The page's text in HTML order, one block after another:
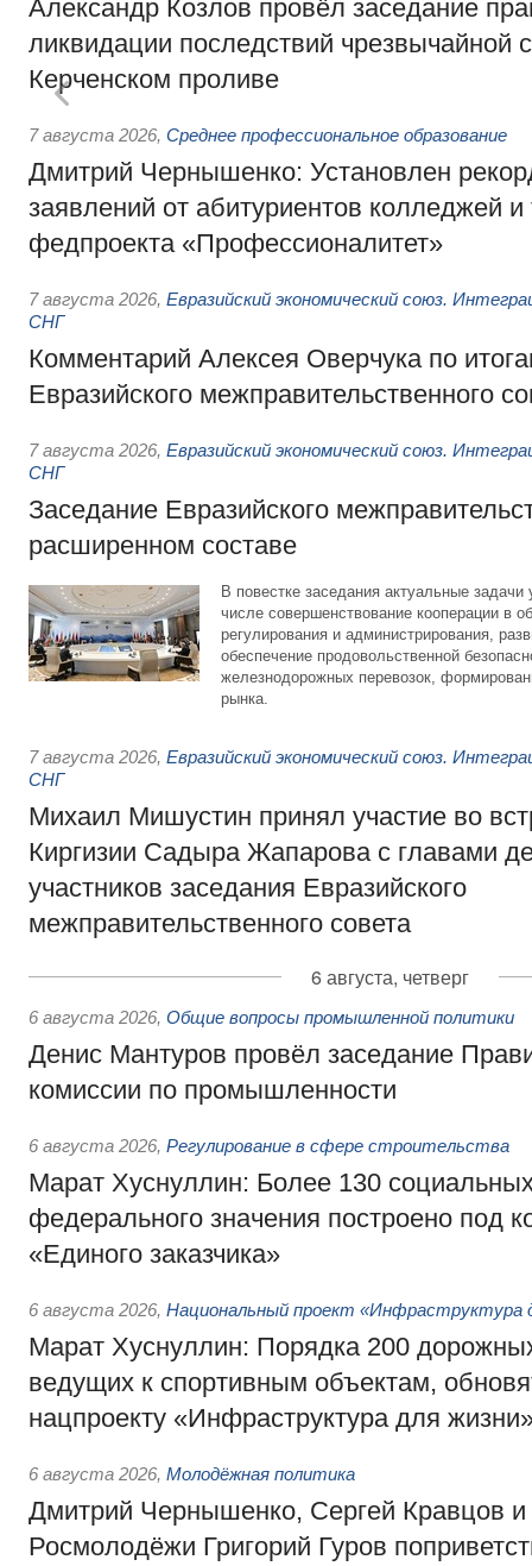
Александр Козлов провёл заседание
ликвидации последствий чрезвычайной
Керченском проливе
7 августа 2026, Среднее профессиональное образование
Дмитрий Чернышенко: Установлен
заявлений от абитуриентов колледжей и
федпроекта «Профессионалитет»
7 августа 2026, Евразийский экономический союз.
СНГ
Комментарий Алексея Оверчука по
Евразийского межправительственного
7 августа 2026, Евразийский экономический союз.
СНГ
Заседание Евразийского
расширенном составе
В повестке заседания актуальные задачи
числе совершенствование кооперации в
регулирования и администрирования,
обеспечение продовольственной
железнодорожных перевозок,
рынка.
7 августа 2026, Евразийский экономический союз.
СНГ
Михаил Мишустин принял участие во
Киргизии Садыра Жапарова с главами
участников заседания Евразийского
межправительственного совета
6 августа, четверг
6 августа 2026, Общие вопросы промышленной политики
Денис Мантуров провёл заседание
комиссии по промышленности
6 августа 2026, Регулирование в сфере строительства
Марат Хуснуллин: Более 130
федерального значения построено под
«Единого заказчика»
6 августа 2026, Национальный проект «Инфраструктура
Марат Хуснуллин: Порядка 200
ведущих к спортивным объектам,
нацпроекту «Инфраструктура для
6 августа 2026, Молодёжная политика
Дмитрий Чернышенко, Сергей Кравцов и
Росмолодёжи Григорий Гуров